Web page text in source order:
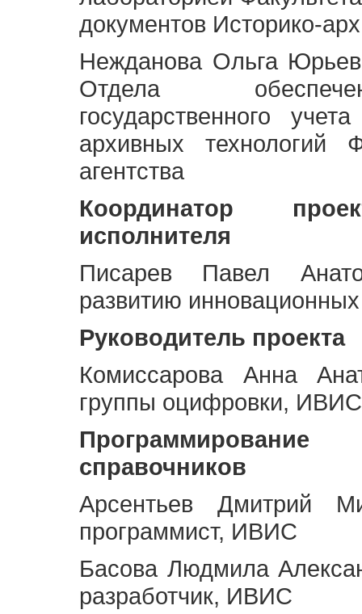
документов Историко-
Нежданова Ольга
Отдела
государственного
архивных технологий
агентства
Координатор
исполнителя
Писарев Павел
развитию
Руководитель проекта
Комиссарова Анна
группы оцифровки, ИВИС
Программирование
справочников
Арсентьев Дмитрий
программист, ИВИС
Басова Людмила
разработчик, ИВИС